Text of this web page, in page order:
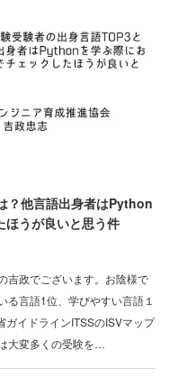
？他言語出身者はPython
ほうが良いと思う件
吉政でございます。お陰様で
言語1位、学びやすい言語１
イドラインITSSのISVマップ
大変多くの受験を…